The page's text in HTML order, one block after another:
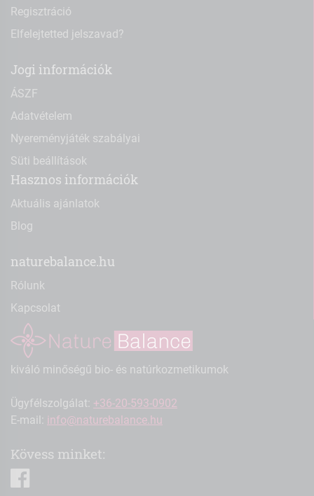
Regisztráció
Elfelejtetted jelszavad?
Jogi információk
ÁSZF
Adatvételem
Nyereményjáték szabályai
Süti beállítások
Hasznos információk
Aktuális ajánlatok
Blog
naturebalance.hu
Rólunk
Kapcsolat
kiváló minőségű bio- és natúrkozmetikumok
Ügyfélszolgálat: +36-20-593-0902
E-mail: info@naturebalance.hu
Kövess minket: